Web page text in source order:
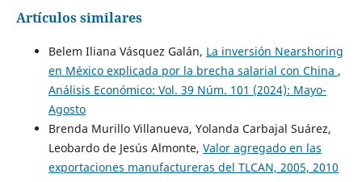
Artículos similares
Belem Iliana Vásquez Galán, La inversión Nearshoring
en México explicada por la brecha salarial con China ,
Análisis Económico: Vol. 39 Núm. 101 (2024): Mayo-
Agosto
Brenda Murillo Villanueva, Yolanda Carbajal Suárez,
Leobardo de Jesús Almonte, Valor agregado en las
exportaciones manufactureras del TLCAN, 2005, 2010